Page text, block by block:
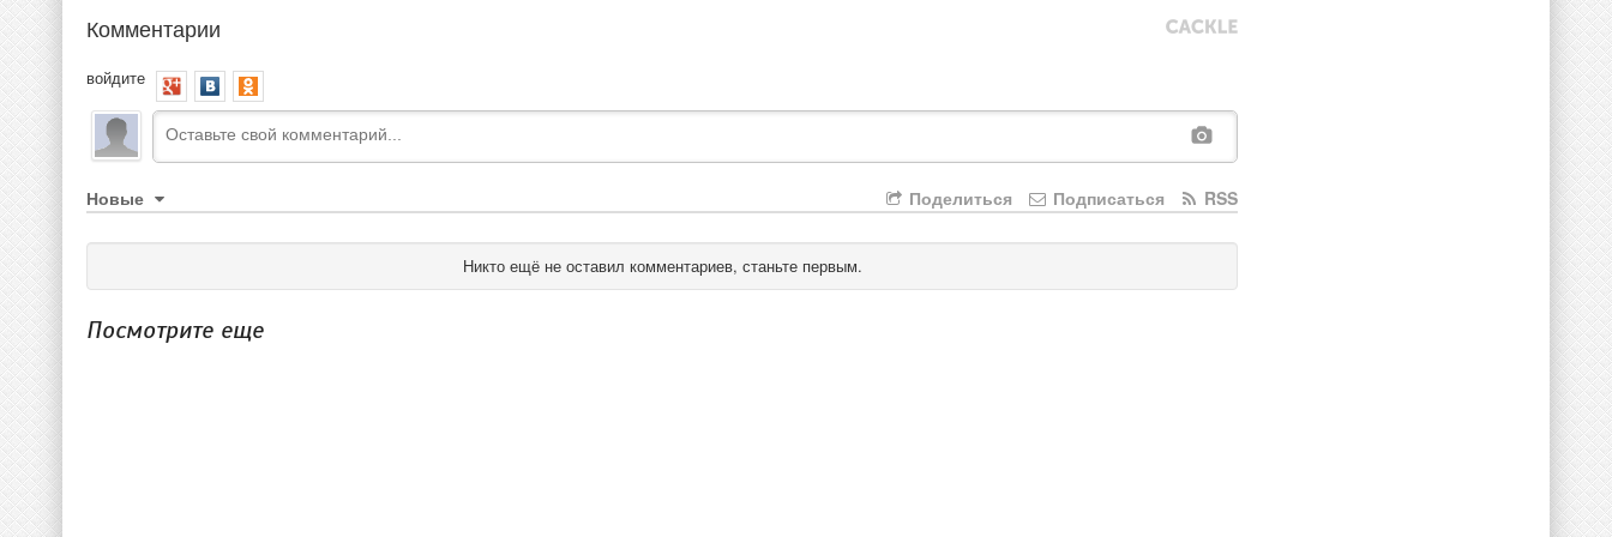
Комментарии
войдите
Новые RSS
Подписаться
Поделиться
Никто ещё не оставил комментариев, станьте первым.
Посмотрите еще